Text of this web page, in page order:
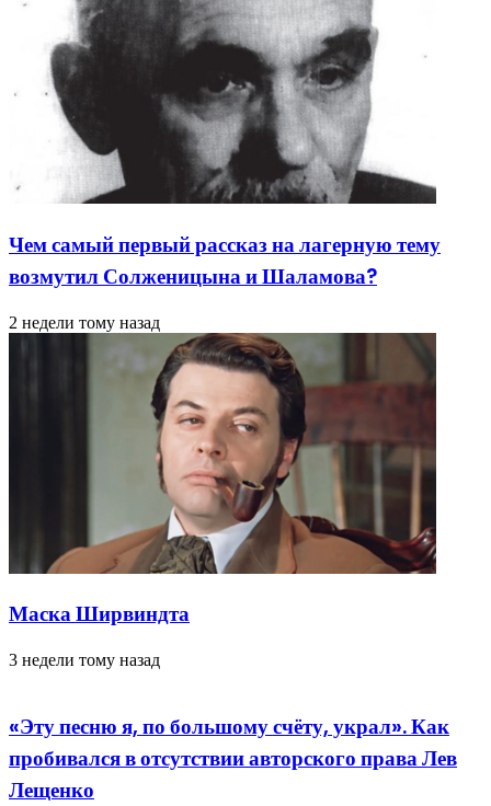
Чем самый первый рассказ на лагерную тему
возмутил Солженицына и Шаламова?
2 недели тому назад
Маска Ширвиндта
3 недели тому назад
«Эту песню я, по большому счёту, украл». Как
пробивался в отсутствии авторского права Лев
Лещенко